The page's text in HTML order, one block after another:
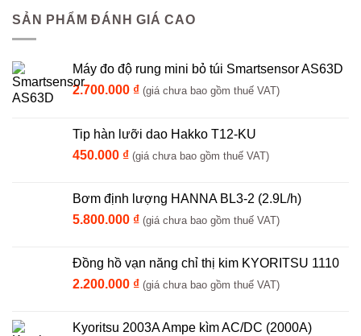
SẢN PHẨM ĐÁNH GIÁ CAO
Máy đo độ rung mini bỏ túi Smartsensor AS63D
2.700.000 ₫ (giá chưa bao gồm thuế VAT)
Tip hàn lưỡi dao Hakko T12-KU
450.000 ₫ (giá chưa bao gồm thuế VAT)
Bơm định lượng HANNA BL3-2 (2.9L/h)
5.800.000 ₫ (giá chưa bao gồm thuế VAT)
Đồng hồ vạn năng chỉ thị kim KYORITSU 1110
2.200.000 ₫ (giá chưa bao gồm thuế VAT)
Kyoritsu 2003A Ampe kìm AC/DC (2000A)